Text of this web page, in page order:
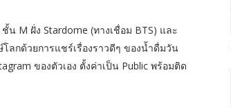
น M ฝั่ง Stardome (ทางเชื่อม BTS) และ
ลกด้วยการแชร์เรื่องราวดีๆ ของน้ำดื่มวัน
ของตัวเอง ตั้งค่าเป็น Public พร้อมติด